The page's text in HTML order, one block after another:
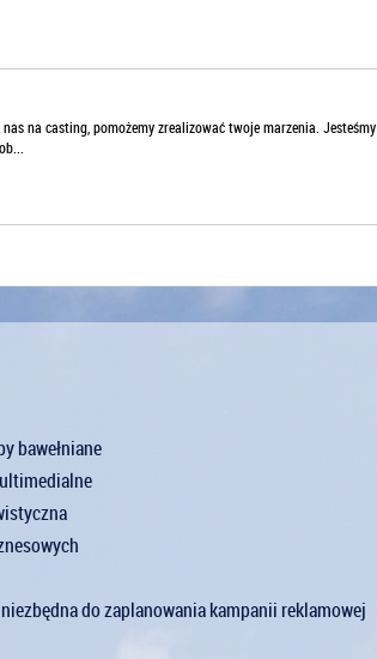
na casting, pomożemy zrealizować twoje marzenia. Jesteśmy
bawełniane
do zaplanowania kampanii reklamowej